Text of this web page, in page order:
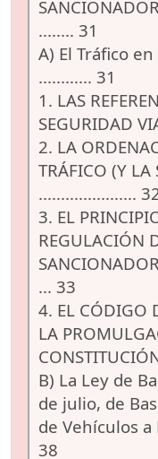
........ 31
A) El Tráfico
............ 31
1. LAS
SEGURIDAD
2. LA
TRÁFICO (Y LA
......................
3. EL
REGULACIÓN
... 33
4. EL CÓDIGO
LA
B) La Ley de
de julio, de
de Vehículos
38